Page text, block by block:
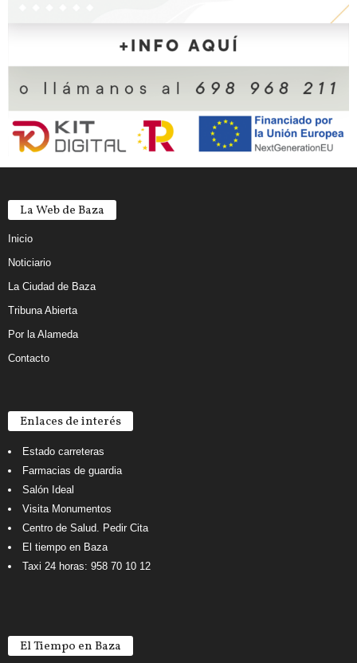
La Web de Baza
Inicio
Noticiario
La Ciudad de Baza
Tribuna Abierta
Por la Alameda
Contacto
Enlaces de interés
Estado carreteras
Farmacias de guardia
Salón Ideal
Visita Monumentos
Centro de Salud. Pedir Cita
El tiempo en Baza
Taxi 24 horas: 958 70 10 12
El Tiempo en Baza